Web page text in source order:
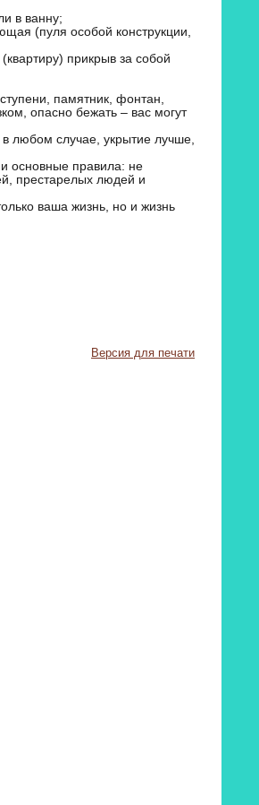
в ванну;
(пуля особой конструкции,
прикрыв за собой
памятник, фонтан,
опасно бежать – вас могут
в любом случае, укрытие лучше,
основные правила: не
престарелых людей и
ваша жизнь, но и жизнь
Версия для печати